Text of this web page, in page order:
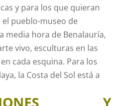
y para los que quieran
pueblo-museo de
media hora de Benalauría,
vivo, esculturas en las
cada esquina. Para los
la Costa del Sol está a
Y